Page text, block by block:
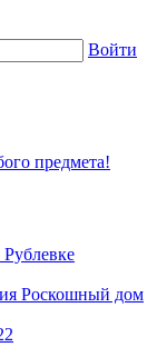
Войти
предмета!
Роскошный дом